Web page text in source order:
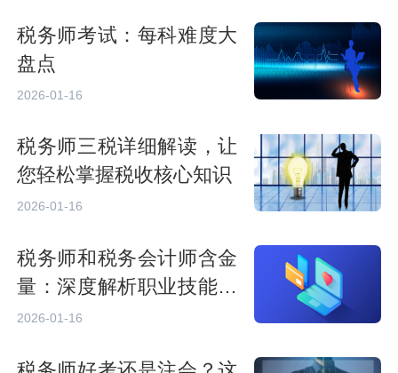
税务师考试：每科难度大
盘点
2026-01-16
税务师三税详细解读，让
您轻松掌握税收核心知识
2026-01-16
税务师和税务会计师含金
量：深度解析职业技能要
求
2026-01-16